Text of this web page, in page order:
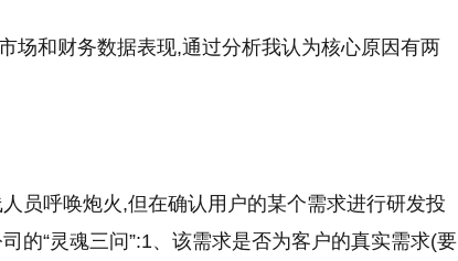
场和财务数据表现,通过分析我认为核心原因有两
员呼唤炮火,但在确认用户的某个需求进行研发投
的“灵魂三问”:1、该需求是否为客户的真实需求(要